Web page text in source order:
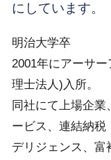
にしています。
明治大学卒
2001年にアーサ
理士法人)入所。
同社にて上場企
ービス、連結納税
デリジェンス、富